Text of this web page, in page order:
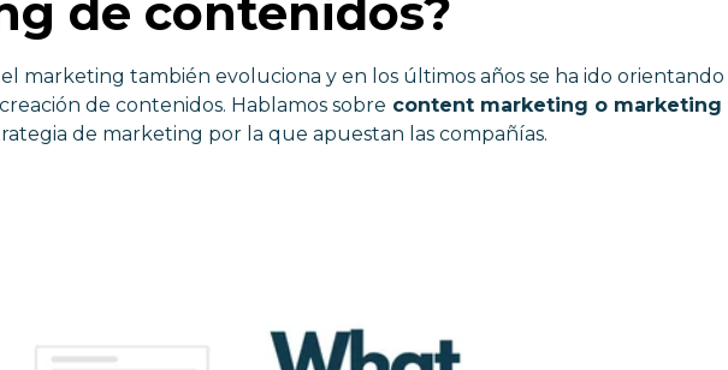
de contenidos?
marketing también evoluciona y en los últimos años se ha ido orientando
de contenidos. Hablamos sobre content marketing o marketing
de marketing por la que apuestan las compañías.